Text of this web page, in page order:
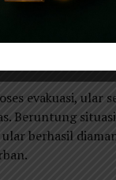
berlangsung
beberapa kali
evakuasi, ular
Beruntung
berhasil